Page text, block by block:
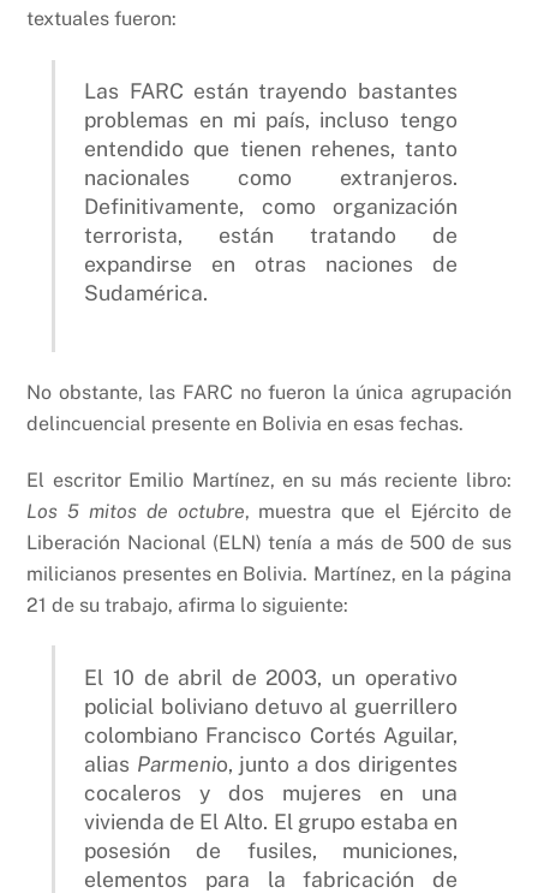
textuales fueron:
Las FARC están trayendo bastantes
problemas en mi país, incluso tengo
entendido que tienen rehenes, tanto
nacionales como extranjeros.
Definitivamente, como organización
terrorista, están tratando de
expandirse en otras naciones de
Sudamérica.
No obstante, las FARC no fueron la única agrupación
delincuencial presente en Bolivia en esas fechas.
El escritor Emilio Martínez, en su más reciente libro:
Los 5 mitos de octubre, muestra que el Ejército de
Liberación Nacional (ELN) tenía a más de 500 de sus
milicianos presentes en Bolivia. Martínez, en la página
21 de su trabajo, afirma lo siguiente:
El 10 de abril de 2003, un operativo
policial boliviano detuvo al guerrillero
colombiano Francisco Cortés Aguilar,
alias Parmenio, junto a dos dirigentes
cocaleros y dos mujeres en una
vivienda de El Alto. El grupo estaba en
posesión de fusiles, municiones,
elementos para la fabricación de